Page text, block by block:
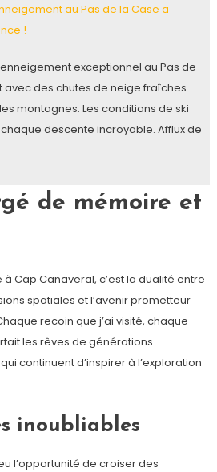
au Pas de la Case a
!
exceptionnel au Pas de
avec des chutes de neige fraîches
montagnes. Les conditions de ski
descente incroyable. Afflux de
de mémoire et
à Cap Canaveral, c’est la dualité entre
spatiales et l’avenir prometteur
recoin que j’ai visité, chaque
les rêves de générations
continuent d’inspirer à l’exploration
inoubliables
l’opportunité de croiser des